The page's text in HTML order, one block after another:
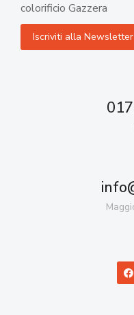
colorificio Gazzera